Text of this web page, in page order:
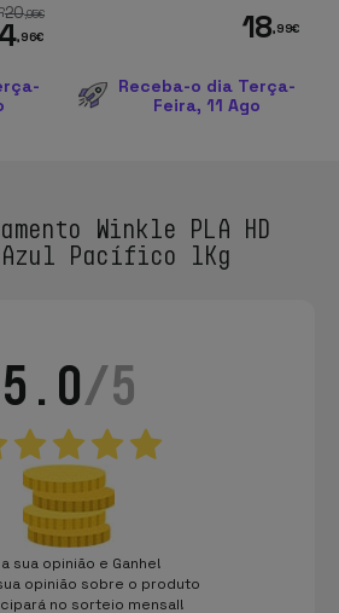
20,95€
,96€ 18,99€
Receba-o dia Terça-
Feira, 11 Ago
Winkle PLA HD
Azul Pacífico 1Kg
5.0/5
sua opinião e Ganhe!
opinião sobre o produto
no sorteio mensal!